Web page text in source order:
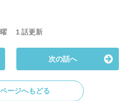
曜 １話更新
次の話へ
ージへもどる